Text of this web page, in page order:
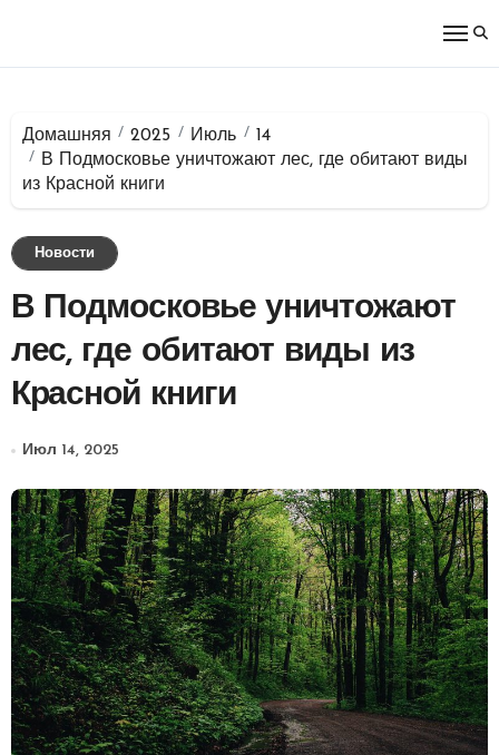
Домашняя 2025 Июль
14
В Подмосковье уничтожают лес, где обитают виды
из Красной книги
Новости
В Подмосковье уничтожают
лес, где обитают виды из
Красной книги
Июл 14, 2025